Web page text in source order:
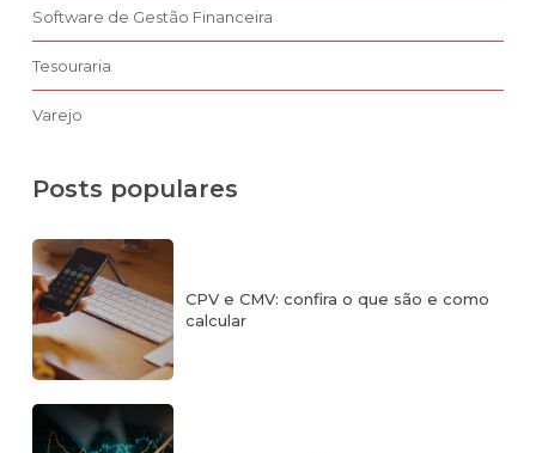
Software de Gestão Financeira
Tesouraria
Varejo
Posts populares
CPV e CMV: confira o que são e como
calcular